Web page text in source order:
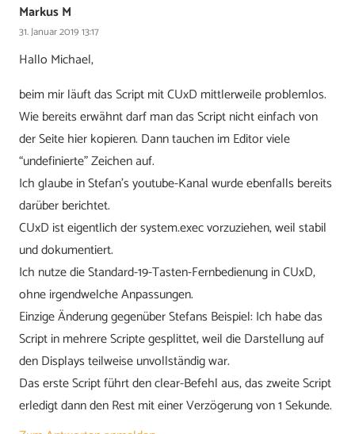
Markus M
31. Januar 2019 13:17
Hallo Michael,
beim mir läuft das Script mit CUxD mittlerweile problemlos.
Wie bereits erwähnt darf man das Script nicht einfach von
der Seite hier kopieren. Dann tauchen im Editor viele
“undefinierte” Zeichen auf.
Ich glaube in Stefan’s youtube-Kanal wurde ebenfalls bereits
darüber berichtet.
CUxD ist eigentlich der system.exec vorzuziehen, weil stabil
und dokumentiert.
Ich nutze die Standard-19-Tasten-Fernbedienung in CUxD,
ohne irgendwelche Anpassungen.
Einzige Änderung gegenüber Stefans Beispiel: Ich habe das
Script in mehrere Scripte gesplittet, weil die Darstellung auf
den Displays teilweise unvollständig war.
Das erste Script führt den clear-Befehl aus, das zweite Script
erledigt dann den Rest mit einer Verzögerung von 1 Sekunde.